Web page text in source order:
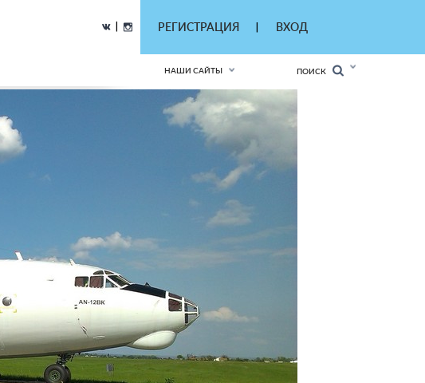
РЕГИСТРАЦИЯ ВХОД
НАШИ САЙТЫ ПОИСК